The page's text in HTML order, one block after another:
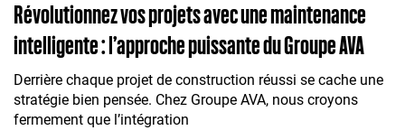
Révolutionnez vos projets avec une maintenance
intelligente : l’approche puissante du Groupe AVA
Derrière chaque projet de construction réussi se cache une
stratégie bien pensée. Chez Groupe AVA, nous croyons
fermement que l’intégration